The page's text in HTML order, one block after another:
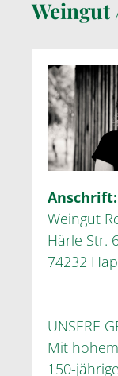
Weingut
Anschrift:
Weingut
Härle Str.
74232
UNSERE
Mit
150-